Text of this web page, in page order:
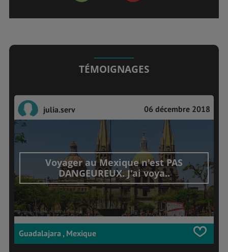
TÉMOIGNAGES
julia.serv 06 décembre 2018
Voyager au Mexique n'est PAS
DANGEUREUX. J'ai voya..
Guadalajara , Mexique